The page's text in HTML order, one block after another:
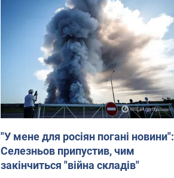
"У мене для росіян погані новини":
Селезньов припустив, чим
закінчиться "війна складів"